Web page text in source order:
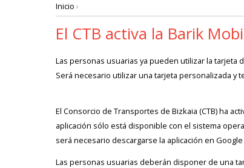
Ruta
de
Inicio ›
El CTB activa la Barik
Las personas usuarias ya pueden utilizar la tarjeta
Será necesario utilizar una tarjeta personalizada y
El Consorcio de Transportes de Bizkaia (CTB) ha
aplicación sólo está disponible con el sistema
será necesario descargarse la aplicación en
Las personas usuarias deberán disponer de una